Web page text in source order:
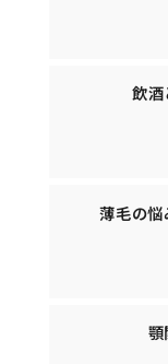
飲
薄毛の